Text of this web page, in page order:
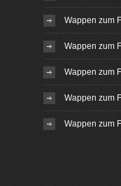
Wappen zum
Wappen zum
Wappen zum
Wappen zum
Wappen zum